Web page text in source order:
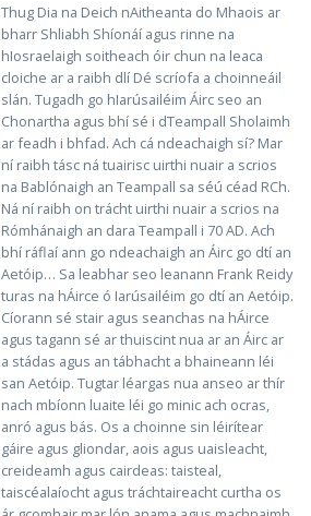
Thug Dia na Deich nAitheanta do Mhaois ar
bharr Shliabh Shíonáí agus rinne na
hIosraelaigh soitheach óir chun na leaca
cloiche ar a raibh dlí Dé scríofa a choinneáil
slán. Tugadh go hIarúsailéim Áirc seo an
Chonartha agus bhí sé i dTeampall Sholaimh
ar feadh i bhfad. Ach cá ndeachaigh sí? Mar
ní raibh tásc ná tuairisc uirthi nuair a scrios
na Bablónaigh an Teampall sa séú céad RCh.
Ná ní raibh on trácht uirthi nuair a scrios na
Rómhánaigh an dara Teampall i 70 AD. Ach
bhí ráflaí ann go ndeachaigh an Áirc go dtí an
Aetóip… Sa leabhar seo leanann Frank Reidy
turas na hÁirce ó Iarúsailéim go dtí an Aetóip.
Cíorann sé stair agus seanchas na hÁirce
agus tagann sé ar thuiscint nua ar an Áirc ar
a stádas agus an tábhacht a bhaineann léi
san Aetóip. Tugtar léargas nua anseo ar thír
nach mbíonn luaite léi go minic ach ocras,
anró agus bás. Os a choinne sin léirítear
gáire agus gliondar, aois agus uaisleacht,
creideamh agus cairdeas: taisteal,
taiscéalaíocht agus tráchtaireacht curtha os